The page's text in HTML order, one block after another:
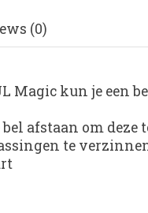
(0)
Magic kun je een
afstaan om
te